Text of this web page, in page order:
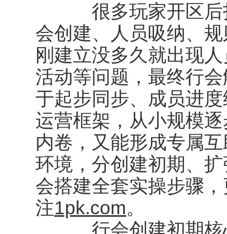
很多玩家开区后打
会创建、人员吸纳、
刚建立没多久就出现
活动等问题，最终行
于起步同步、成员进
运营框架，从小规模
内卷，又能形成专属
环境，分创建初期、
会搭建全套实操步骤
注1pk.com。
行会创建初期核心